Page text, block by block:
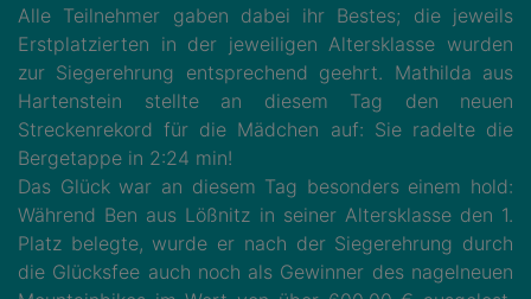
Alle Teilnehmer gaben dabei ihr Bestes; die jeweils
Erstplatzierten in der jeweiligen Altersklasse wurden
zur Siegerehrung entsprechend geehrt. Mathilda aus
Hartenstein stellte an diesem Tag den neuen
Streckenrekord für die Mädchen auf: Sie radelte die
Bergetappe in 2:24 min!
Das Glück war an diesem Tag besonders einem hold:
Während Ben aus Lößnitz in seiner Altersklasse den 1.
Platz belegte, wurde er nach der Siegerehrung durch
die Glücksfee auch noch als Gewinner des nagelneuen